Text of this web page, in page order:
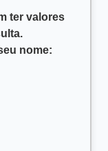
ter valores
nome: